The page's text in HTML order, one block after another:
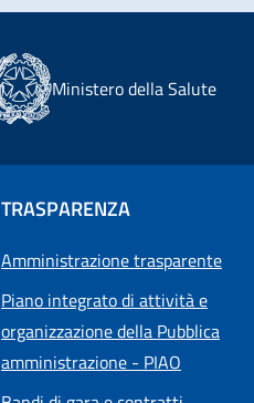
Ministero della Salute
TRASPARENZA
Amministrazione trasparente
Piano integrato di attività e
organizzazione della Pubblica
amministrazione - PIAO